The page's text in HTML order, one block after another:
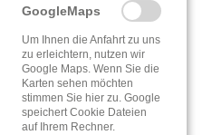
(Hochschule
GoogleMaps
Um Ihnen die Anfahrt zu uns
zu erleichtern, nutzen wir
Google Maps. Wenn Sie die
Karten sehen möchten
stimmen Sie hier zu. Google
speichert Cookie Dateien
auf Ihrem Rechner.